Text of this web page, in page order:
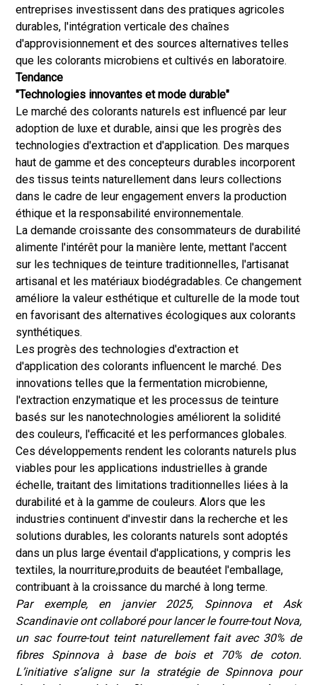
entreprises investissent dans des pratiques agricoles
durables, l'intégration verticale des chaînes
d'approvisionnement et des sources alternatives telles
que les colorants microbiens et cultivés en laboratoire.
Tendance
"Technologies innovantes et mode durable"
Le marché des colorants naturels est influencé par leur
adoption de luxe et durable, ainsi que les progrès des
technologies d'extraction et d'application. Des marques
haut de gamme et des concepteurs durables incorporent
des tissus teints naturellement dans leurs collections
dans le cadre de leur engagement envers la production
éthique et la responsabilité environnementale.
La demande croissante des consommateurs de durabilité
alimente l'intérêt pour la manière lente, mettant l'accent
sur les techniques de teinture traditionnelles, l'artisanat
artisanal et les matériaux biodégradables. Ce changement
améliore la valeur esthétique et culturelle de la mode tout
en favorisant des alternatives écologiques aux colorants
synthétiques.
Les progrès des technologies d'extraction et
d'application des colorants influencent le marché. Des
innovations telles que la fermentation microbienne,
l'extraction enzymatique et les processus de teinture
basés sur les nanotechnologies améliorent la solidité
des couleurs, l'efficacité et les performances globales.
Ces développements rendent les colorants naturels plus
viables pour les applications industrielles à grande
échelle, traitant des limitations traditionnelles liées à la
durabilité et à la gamme de couleurs. Alors que les
industries continuent d'investir dans la recherche et les
solutions durables, les colorants naturels sont adoptés
dans un plus large éventail d'applications, y compris les
textiles, la nourriture,produits de beautéet l'emballage,
contribuant à la croissance du marché à long terme.
Par exemple, en janvier 2025, Spinnova et Ask
Scandinavie ont collaboré pour lancer le fourre-tout Nova,
un sac fourre-tout teint naturellement fait avec 30% de
fibres Spinnova à base de bois et 70% de coton.
L’initiative s’aligne sur la stratégie de Spinnova pour